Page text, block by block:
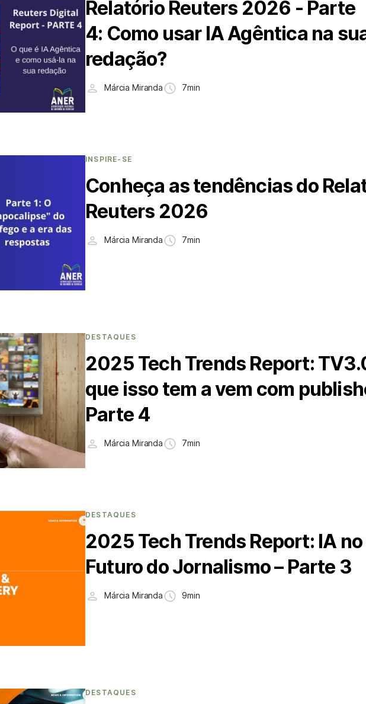
Relatório Reuters 2026 - Parte
4: Como usar IA Agêntica na
redação?
Márcia Miranda 7min
INSPIRE-SE
Conheça as tendências do
Reuters 2026
Márcia Miranda 7min
DESTAQUES
2025 Tech Trends Report:
que isso tem a vem com
Parte 4
Márcia Miranda 7min
DESTAQUES
2025 Tech Trends Report: IA no
Futuro do Jornalismo – Parte 3
Márcia Miranda 9min
DESTAQUES